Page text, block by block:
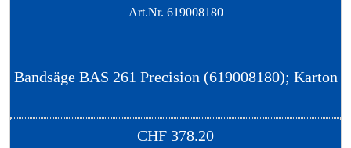
Art.Nr. 619008180
Bandsäge BAS 261 Precision (619008180); Karton
CHF 378.20